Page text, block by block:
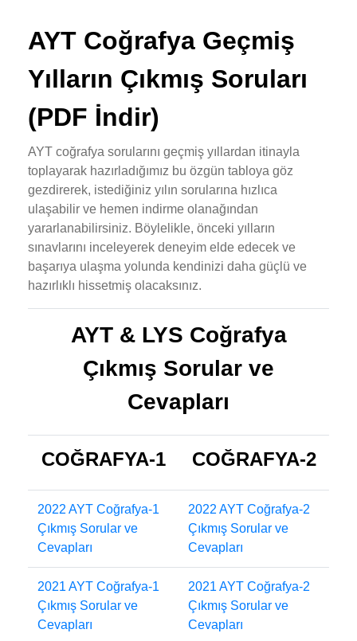
AYT Coğrafya Geçmiş
Yılların Çıkmış Soruları
(PDF İndir)
AYT coğrafya sorularını geçmiş yıllardan itinayla
toplayarak hazırladığımız bu özgün tabloya göz
gezdirerek, istediğiniz yılın sorularına hızlıca
ulaşabilir ve hemen indirme olanağından
yararlanabilirsiniz. Böylelikle, önceki yılların
sınavlarını inceleyerek deneyim elde edecek ve
başarıya ulaşma yolunda kendinizi daha güçlü ve
hazırlıklı hissetmiş olacaksınız.
AYT & LYS Coğrafya
Çıkmış Sorular ve
Cevapları
COĞRAFYA-1 COĞRAFYA-2
2022 AYT Coğrafya-1
Çıkmış Sorular ve
Cevapları
2022 AYT Coğrafya-2
Çıkmış Sorular ve
Cevapları
2021 AYT Coğrafya-1
Çıkmış Sorular ve
Cevapları
2021 AYT Coğrafya-2
Çıkmış Sorular ve
Cevapları